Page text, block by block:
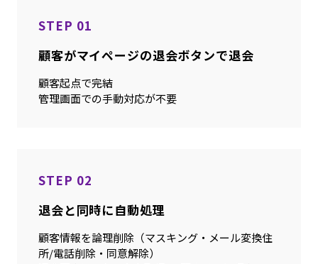
STEP 01
顧客がマイページの退会ボタンで退会
顧客起点で完結
管理画面での手動対応が不要
STEP 02
退会と同時に自動処理
顧客情報を論理削除（マスキング・メール変換住
所/電話削除・同意解除）